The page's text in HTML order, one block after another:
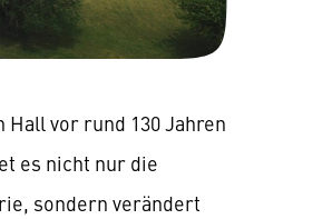
Hall vor rund 130 Jahren
es nicht nur die
sondern verändert